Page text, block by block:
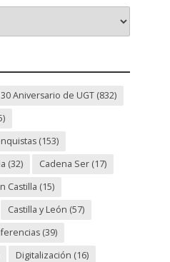
Aniversario de UGT(832)
(153)
(32) Cadena Ser(17)
Castilla (15)
Castilla y León (57)
(39)
Digitalización (16)